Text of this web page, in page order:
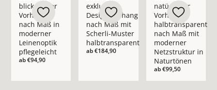
blickdichter
Vorhang
nach Maß in
moderner
Leinenoptik
pflegeleicht
ab€94,90
exklusiver
Design-Vorhang
nach Maß mit
Scherli-Muster
halbtransparent
ab€184,90
natürlicher
Vorhang
halbtransparent
nach Maß mit
moderner
Netzstruktur in
Naturtönen
ab€99,50